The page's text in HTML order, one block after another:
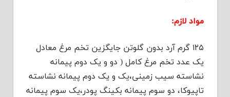
مواد لازم:
۱۲۵ گرم آرد بدون گلوتن جایگزین تخم مرغ معادل
یک عدد تخم مرغ کامل ( دو و یک دوم پیمانه
نشاسته سیب زمینی،یک و یک دوم پیمانه نشاسته
تاپیوکا، دو سوم پیمانه بکینگ پودر،یک سوم پیمانه